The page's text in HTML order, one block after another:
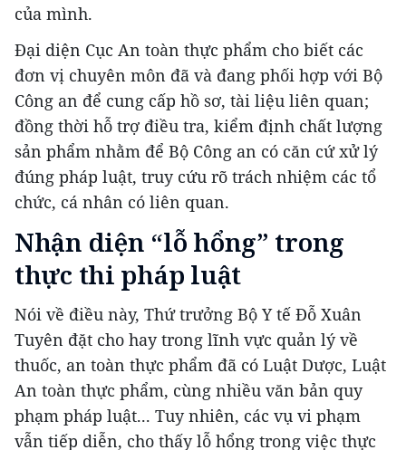
của mình.
Đại diện Cục An toàn thực phẩm cho biết các
đơn vị chuyên môn đã và đang phối hợp với Bộ
Công an để cung cấp hồ sơ, tài liệu liên quan;
đồng thời hỗ trợ điều tra, kiểm định chất lượng
sản phẩm nhằm để Bộ Công an có căn cứ xử lý
đúng pháp luật, truy cứu rõ trách nhiệm các tổ
chức, cá nhân có liên quan.
Nhận diện “lỗ hổng” trong
thực thi pháp luật
Nói về điều này, Thứ trưởng Bộ Y tế Đỗ Xuân
Tuyên đặt cho hay trong lĩnh vực quản lý về
thuốc, an toàn thực phẩm đã có Luật Dược, Luật
An toàn thực phẩm, cùng nhiều văn bản quy
phạm pháp luật... Tuy nhiên, các vụ vi phạm
vẫn tiếp diễn, cho thấy lỗ hổng trong việc thực